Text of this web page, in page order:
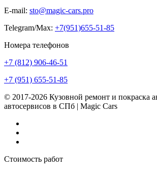
E-mail: sto@magic-cars.pro
Telegram/Max: +7(951)655-51-85
Номера телефонов
+7 (812) 906-46-51
+7 (951) 655-51-85
© 2017-2026 Кузовной ремонт и покраска
автосервисов в СПб | Magic Cars
Стоимость работ